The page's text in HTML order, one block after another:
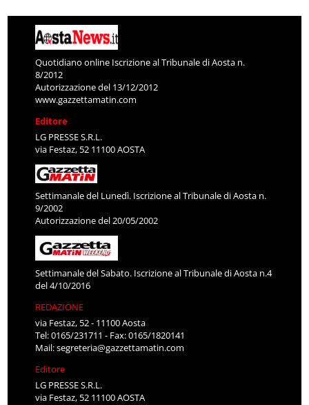
Quotidiano online Iscrizione al Tribunale di Aosta n.
8/2012
Autorizzazione del 13/12/2012
www.gazzettamatin.com
Editore
LG PRESSE S.R.L.
via Festaz, 52 11100 AOSTA
Settimanale del Lunedì. Iscrizione al Tribunale di Aosta n.
9/2002
Autorizzazione del 20/05/2002
Settimanale del Sabato. Iscrizione al Tribunale di Aosta n.4
del 4/10/2016
REDAZIONE
via Festaz, 52 - 11100 Aosta
Tel: 0165/231711 - Fax: 0165/1820141
Mail:segreteria@gazzettamatin.com
Editore
LG PRESSE S.R.L.
via Festaz, 52 11100 AOSTA